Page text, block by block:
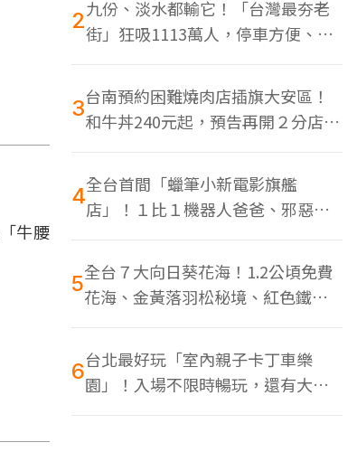
牛腰
2九份、淡水都輸它！「台灣最夯老
街」狂吸1113萬人，停車方便、特
色美食多
3台南預約困難燒肉店插旗大安區！
和牛丼240元起，預告再開２分店、
地點曝光
4全台首間「蠟筆小新電影旗艦
店」！１比１機器人爸爸、邪惡正
男，百款周邊買翻
5全台７大向日葵花海！1.2公頃免費
花海、金黃落羽松秘境、紅色鐵橋
同框
6台北最好玩「室內親子卡丁車樂
園」！入場不限時暢玩，還有大螢
幕Switch遊戲區